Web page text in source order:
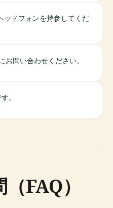
ッドフォンを持参してくだ
お問い合わせください。
。
FAQ）